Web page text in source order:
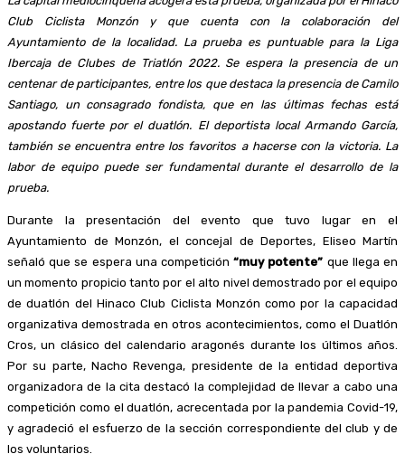
Club Ciclista Monzón y que cuenta con la colaboración del
Ayuntamiento de la localidad. La prueba es puntuable para la Liga
Ibercaja de Clubes de Triatlón 2022. Se espera la presencia de un
centenar de participantes, entre los que destaca la presencia de Camilo
Santiago, un consagrado fondista, que en las últimas fechas está
apostando fuerte por el duatlón. El deportista local Armando García,
también se encuentra entre los favoritos a hacerse con la victoria. La
labor de equipo puede ser fundamental durante el desarrollo de la
prueba.
Durante la presentación del evento que tuvo lugar en el
Ayuntamiento de Monzón, el concejal de Deportes, Eliseo Martín
señaló que se espera una competición“muy potente” que llega en
un momento propicio tanto por el alto nivel demostrado por el equipo
de duatlón del Hinaco Club Ciclista Monzón como por la capacidad
organizativa demostrada en otros acontecimientos, como el Duatlón
Cros, un clásico del calendario aragonés durante los últimos años.
Por su parte, Nacho Revenga, presidente de la entidad deportiva
organizadora de la cita destacó la complejidad de llevar a cabo una
competición como el duatlón, acrecentada por la pandemia Covid-19,
y agradeció el esfuerzo de la sección correspondiente del club y de
los voluntarios.